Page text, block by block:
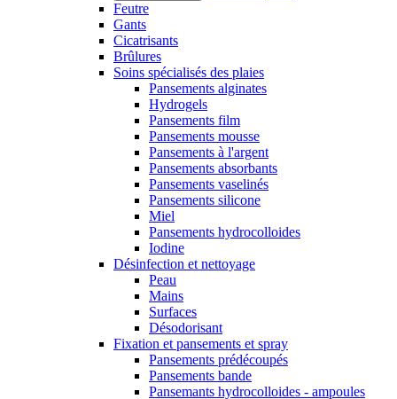
Feutre
Gants
Cicatrisants
Brûlures
Soins spécialisés des plaies
Pansements alginates
Hydrogels
Pansements film
Pansements mousse
Pansements à l'argent
Pansements absorbants
Pansements vaselinés
Pansements silicone
Miel
Pansements hydrocolloides
Iodine
Désinfection et nettoyage
Peau
Mains
Surfaces
Désodorisant
Fixation et pansements et spray
Pansements prédécoupés
Pansements bande
Pansemants hydrocolloides - ampoules